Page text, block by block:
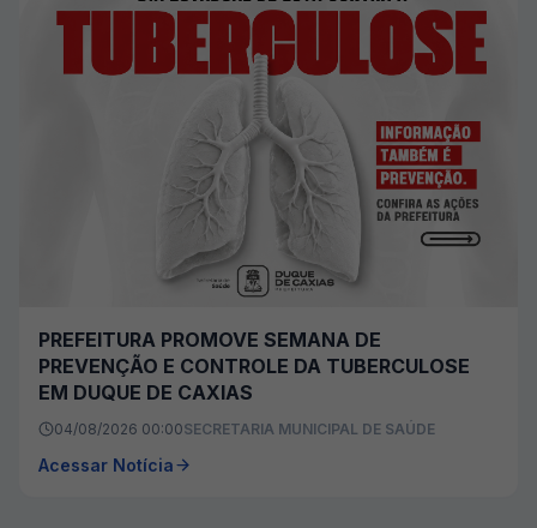
PREFEITURA PROMOVE SEMANA DE
PREVENÇÃO E CONTROLE DA TUBERCULOSE
EM DUQUE DE CAXIAS
04/08/2026 00:00SECRETARIA MUNICIPAL DE SAÚDE
Acessar Notícia